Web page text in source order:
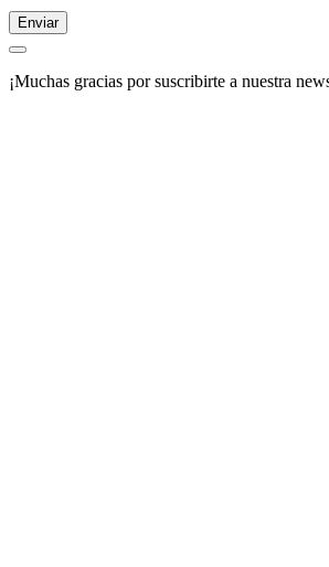
Enviar
¡Muchas gracias por suscribirte a nuestra